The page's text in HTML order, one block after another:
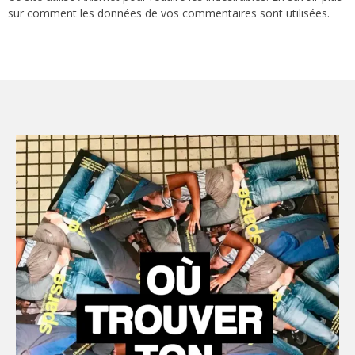
sur comment les données de vos commentaires sont utilisées.